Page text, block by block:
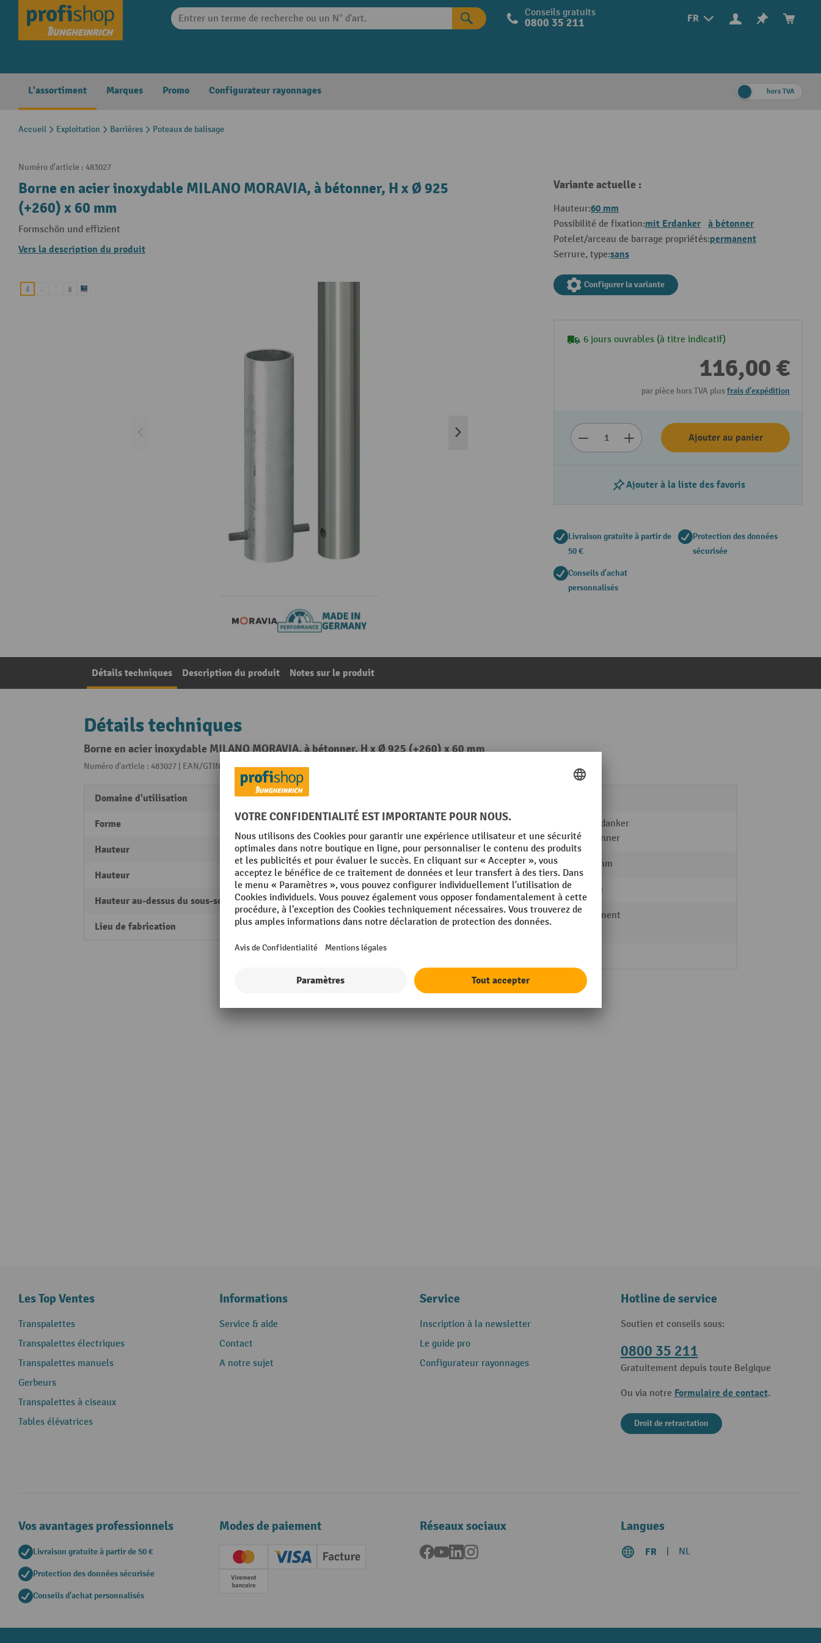
Skip to main navigation FR
Conseils gratuits
0800 35 211
L'assortiment Marques Promo Configurateur rayonnages hors TVA
Accueil Exploitation Barrières Poteaux de balisage
Numéro d'article : 483027
Borne en acier inoxydable MILANO MORAVIA, à bétonner, H x Ø 925
(+260) x 60 mm
Formschön und effizient
Vers la description du produit
Variante actuelle :
Hauteur:60 mm
Possibilité de fixation:mit Erdanker à bétonner
Potelet/arceau de barrage propriétés:permanent
Serrure, type:sans
Configurer la variante
6 jours ouvrables (à titre indicatif)
116,00 €
par pièce hors TVA plusfrais d'expédition
Ajouter au panier
Ajouter à la liste des favoris
Livraison gratuite à partir de
50 €
Protection des données
sécurisée
Conseils d'achat
personnalisés
Détails techniques Description du produit Notes sur le produit
Détails techniques
Borne en acier inoxydable MILANO MORAVIA, à bétonner, H x Ø 925 (+260) x 60 mm
Numéro d'article : 483027 | EAN/GTIN: 4055381202365De la catégorie :
Domaine d'utilisation secteur public
Forme ronde
Hauteur 1185 mm
Hauteur 60 mm
Hauteur au-dessus du sous-sol 925 mm
Lieu de fabrication Made in Germany
Possibilité de fixation
mit Erdanker
à bétonner
Poteau, longueur 1185 mm
Poteaux, diamètre 60 mm
Potelet/arceau de barrage
propriétés
permanent
Les Top Ventes
Transpalettes
Transpalettes électriques
Transpalettes manuels
Gerbeurs
Transpalettes à ciseaux
Tables élévatrices
Informations
Service & aide
Contact
A notre sujet
Service
Inscription à la newsletter
Le guide pro
Configurateur rayonnages
Hotline de service
Soutien et conseils sous:
0800 35 211
Gratuitement depuis toute Belgique
Ou via notre Formulaire de contact.
Droit de retractation
Vos avantages professionnels
Livraison gratuite à partir de 50 €
Protection des données sécurisée
Conseils d'achat personnalisés
Modes de paiement
Creditcard (Master)Creditcard (Visa)
Facture
Paiement anticipé
Réseaux sociaux
Facebook
YouTubeLinkedInInstagram
Langues
FR NL